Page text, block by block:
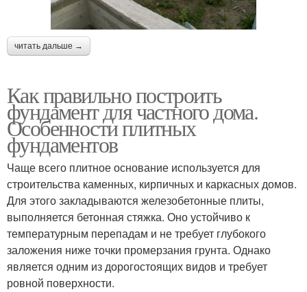
читать дальше →
Как правильно построить
фундамент для частного дома.
Особенности плитных
фундаментов
Чаще всего плитное основание используется для
строительства каменных, кирпичных и каркасных домов.
Для этого закладываются железобетонные плиты,
выполняется бетонная стяжка. Оно устойчиво к
температурным перепадам и не требует глубокого
заложения ниже точки промерзания грунта. Однако
является одним из дорогостоящих видов и требует
ровной поверхности.